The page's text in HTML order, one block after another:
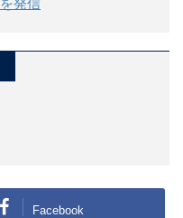
発信
Facebook